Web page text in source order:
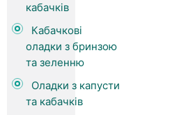
кабачків
Кабачкові
оладки з бринзою
та зеленню
Оладки з капусти
та кабачків